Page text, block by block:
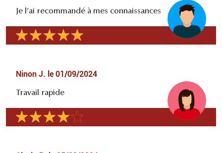
Je l’ai recommandé à mes connaissances
Ninon J. le 01/09/2024
Travail rapide